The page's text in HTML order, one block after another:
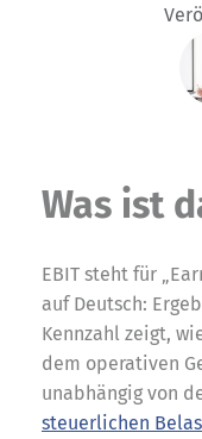
Was ist
EBIT steht für
auf Deutsch:
Kennzahl zeigt,
dem operativen
unabhängig von
steuerlichen